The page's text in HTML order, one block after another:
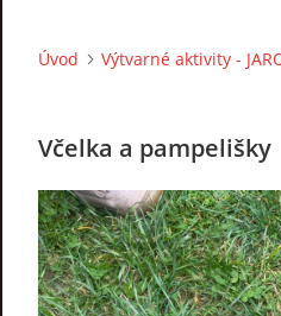
Úvod Výtvarné aktivity -
Včelka a pampelišky